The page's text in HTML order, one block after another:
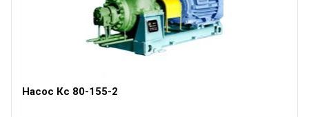
Насос Кс 80-155-2